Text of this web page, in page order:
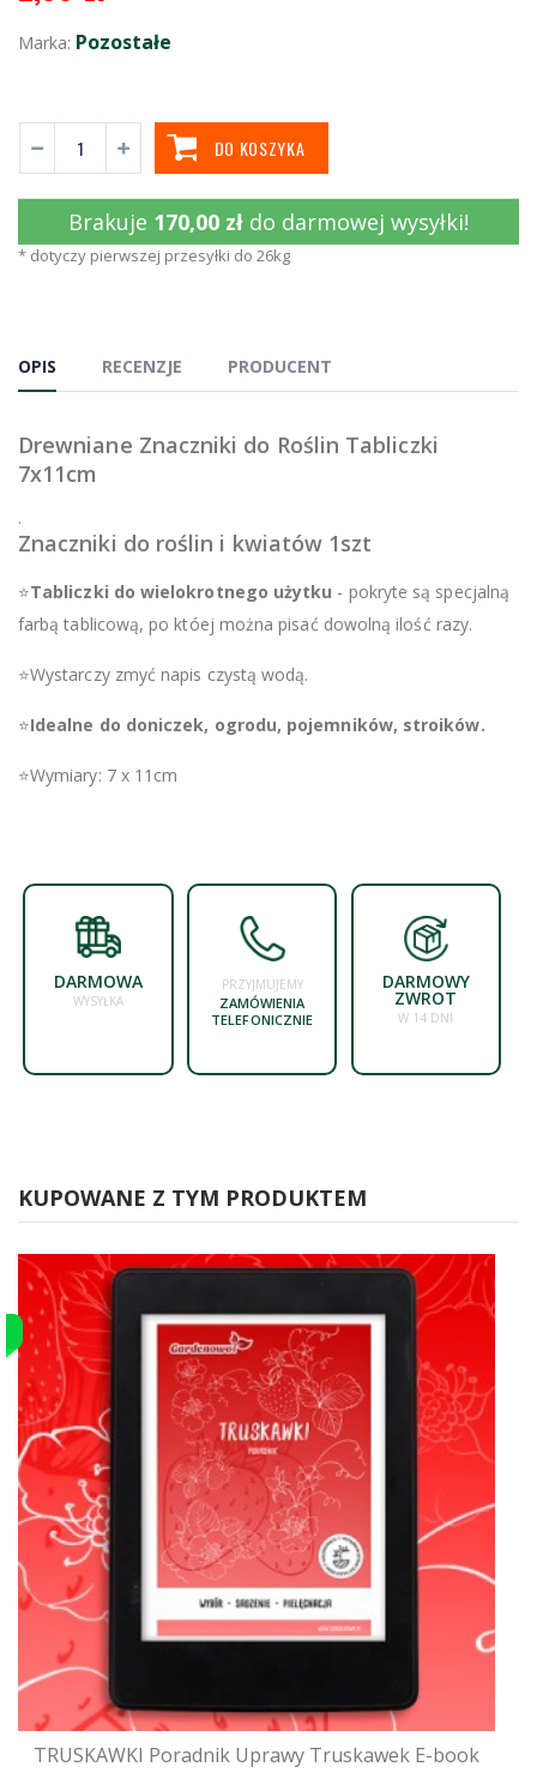
Marka: Pozostałe
DO KOSZYKA
Brakuje 170,00 zł do darmowej wysyłki!
* dotyczy pierwszej przesyłki do 26kg
OPIS RECENZJE PRODUCENT
Drewniane Znaczniki do Roślin Tabliczki
7x11cm
.
Znaczniki do roślin i kwiatów 1szt
⭐Tabliczki do wielokrotnego użytku - pokryte są specjalną
farbą tablicową, po któej można pisać dowolną ilość razy.
⭐Wystarczy zmyć napis czystą wodą.
⭐Idealne do doniczek, ogrodu, pojemników, stroików.
⭐Wymiary: 7 x 11cm
DARMOWA
WYSYŁKA
PRZYJMUJEMY
ZAMÓWIENIA
TELEFONICZNIE
DARMOWY
ZWROT
W 14 DNI
KUPOWANE Z TYM PRODUKTEM
TRUSKAWKI Poradnik Uprawy Truskawek E-book